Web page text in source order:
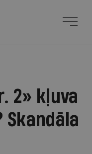
2» kļuva
Skandāla